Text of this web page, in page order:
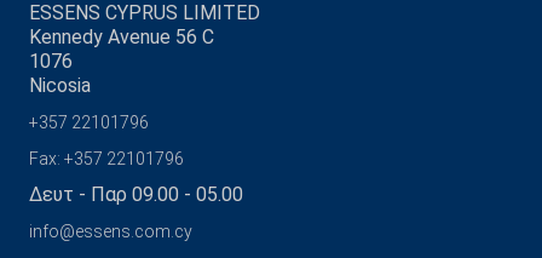
ESSENS CYPRUS LIMITED
Kennedy Avenue 56 C
1076
Nicosia
+357 22101796
Fax: +357 22101796
Δευτ - Παρ 09.00 - 05.00
info@essens.com.cy